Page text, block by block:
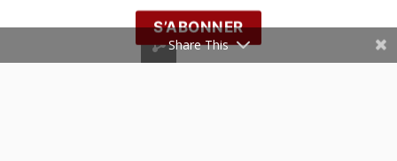
S’ABONNER
Share This